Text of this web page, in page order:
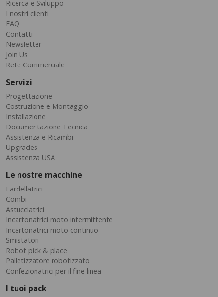
Ricerca e Sviluppo
I nostri clienti
FAQ
Contatti
Newsletter
Join Us
Rete Commerciale
Servizi
Progettazione
Costruzione e Montaggio
Installazione
Documentazione Tecnica
Assistenza e Ricambi
Upgrades
Assistenza USA
Le nostre macchine
Fardellatrici
Combi
Astucciatrici
Incartonatrici moto intermittente
Incartonatrici moto continuo
Smistatori
Robot pick & place
Palletizzatore robotizzato
Confezionatrici per il fine linea
I tuoi pack